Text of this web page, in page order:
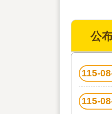
公
115-
115-